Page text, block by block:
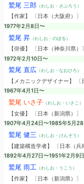
鷲尾 三郎（わしお・さぶろう）
【作家】 〔日本（大阪府）〕
1977年2月8日〜
鷲尾 昇（わしお・のぼる）
【俳優】 〔日本（神奈川県）〕
1972年2月10日〜
鷲尾 直広 （わしお・なおひろ）
【メカニックデザイナー】 〔
1967年4月1日〜
鷲尾 いさ子（わしお・いさこ）
【女優】 〔日本（新潟県）〕
1907年4月24日〜1985年5月28
鷲尾 健三 （わしお・けんぞう）
【建築構造学者】 〔日本（兵
1892年4月27日〜1951年2月9日
鷲尾 雨工 （わしお・うこう）
【作家】 〔日本（新潟県）〕